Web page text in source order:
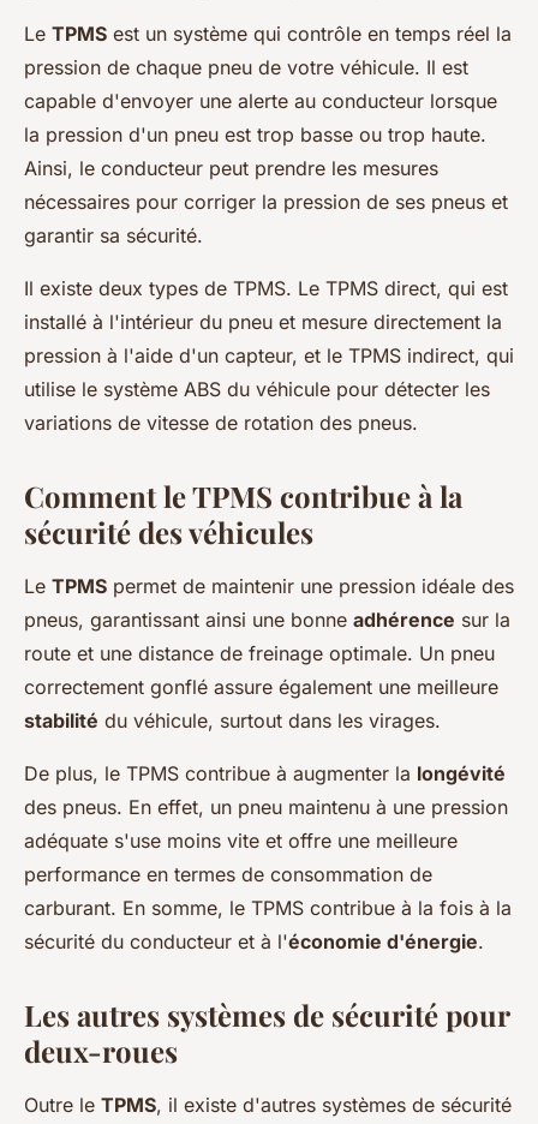
Le TPMS est un système qui contrôle en temps réel la
pression de chaque pneu de votre véhicule. Il est
capable d'envoyer une alerte au conducteur lorsque
la pression d'un pneu est trop basse ou trop haute.
Ainsi, le conducteur peut prendre les mesures
nécessaires pour corriger la pression de ses pneus et
garantir sa sécurité.
Il existe deux types de TPMS. Le TPMS direct, qui est
installé à l'intérieur du pneu et mesure directement la
pression à l'aide d'un capteur, et le TPMS indirect, qui
utilise le système ABS du véhicule pour détecter les
variations de vitesse de rotation des pneus.
Comment le TPMS contribue à la
sécurité des véhicules
Le TPMS permet de maintenir une pression idéale des
pneus, garantissant ainsi une bonne adhérence sur la
route et une distance de freinage optimale. Un pneu
correctement gonflé assure également une meilleure
stabilité du véhicule, surtout dans les virages.
De plus, le TPMS contribue à augmenter la longévité
des pneus. En effet, un pneu maintenu à une pression
adéquate s'use moins vite et offre une meilleure
performance en termes de consommation de
carburant. En somme, le TPMS contribue à la fois à la
sécurité du conducteur et à l'économie d'énergie.
Les autres systèmes de sécurité pour
deux-roues
Outre le TPMS, il existe d'autres systèmes de sécurité